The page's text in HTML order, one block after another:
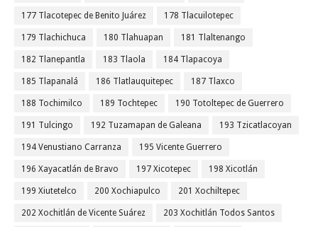
177 Tlacotepec de Benito Juárez 178 Tlacuilotepec
179 Tlachichuca 180 Tlahuapan 181 Tlaltenango
182 Tlanepantla 183 Tlaola 184 Tlapacoya
185 Tlapanalá 186 Tlatlauquitepec 187 Tlaxco
188 Tochimilco 189 Tochtepec 190 Totoltepec de Guerrero
191 Tulcingo 192 Tuzamapan de Galeana 193 Tzicatlacoyan
194 Venustiano Carranza 195 Vicente Guerrero
196 Xayacatlán de Bravo 197 Xicotepec 198 Xicotlán
199 Xiutetelco 200 Xochiapulco 201 Xochiltepec
202 Xochitlán de Vicente Suárez 203 Xochitlán Todos Santos